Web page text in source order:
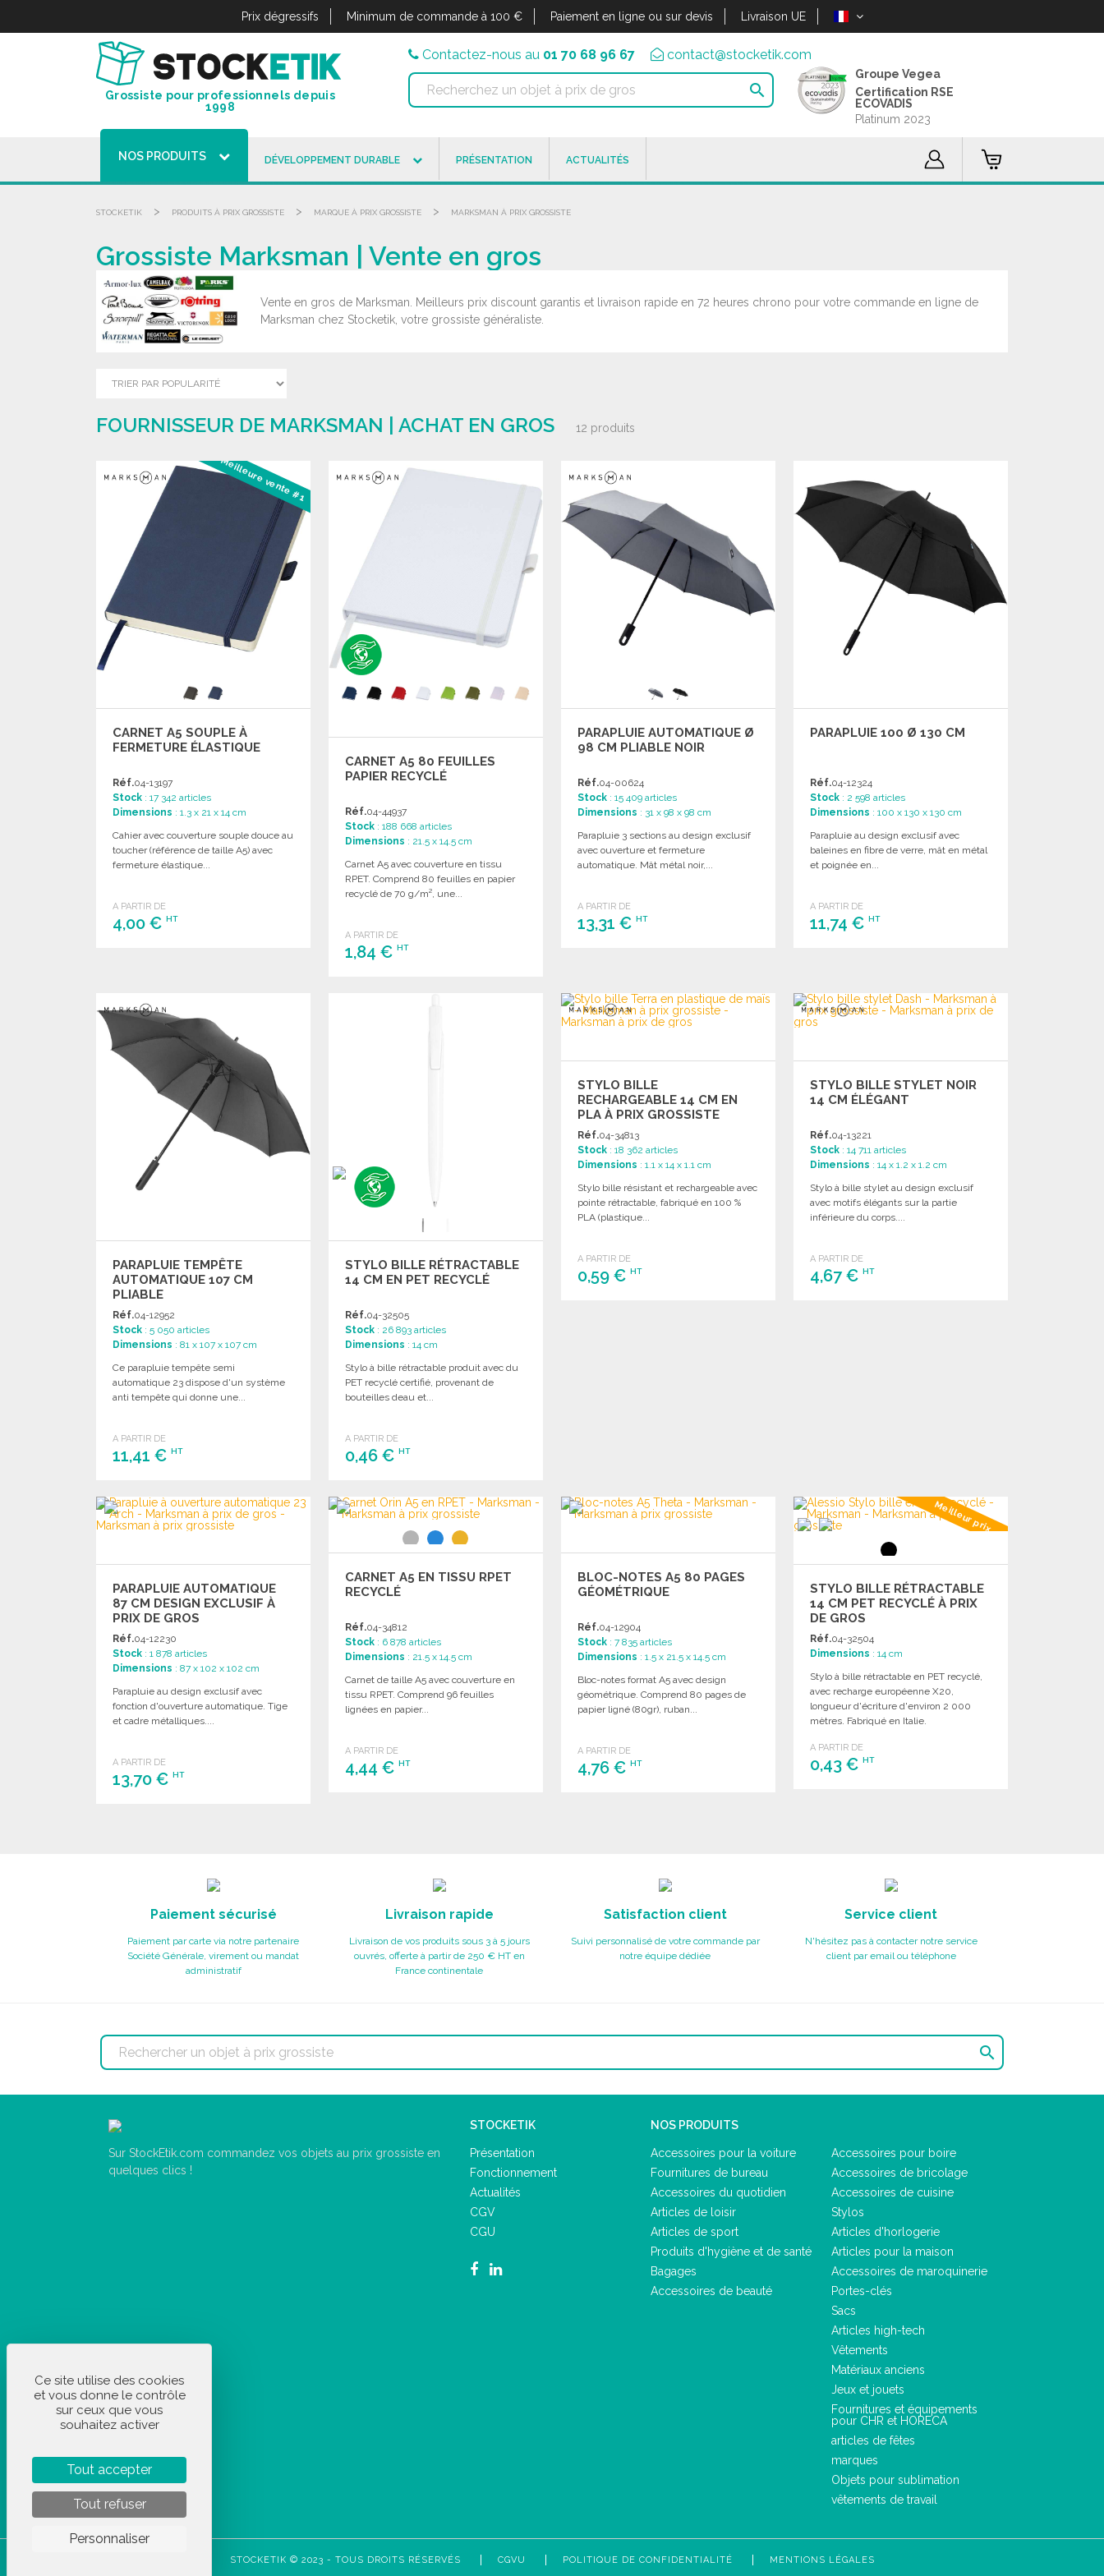
Prix dégressifs Minimum de commande à 100 € Paiement en ligne ou sur devis Livraison UE
Grossiste pour professionnels depuis
1998
Contactez-nous au 01 70 68 96 67 contact@stocketik.com

Groupe Vegea
Certification RSE
ECOVADIS
Platinum 2023
NOS PRODUITS DÉVELOPPEMENT DURABLE PRÉSENTATION ACTUALITÉS
STOCKETIK > PRODUITS À PRIX GROSSISTE > MARQUE À PRIX GROSSISTE > MARKSMAN À PRIX GROSSISTE
Grossiste Marksman | Vente en gros
Vente en gros de Marksman. Meilleurs prix discount garantis et livraison rapide en 72 heures chrono pour votre commande en ligne de
Marksman chez Stocketik, votre grossiste généraliste.
FOURNISSEUR DE MARKSMAN | ACHAT EN GROS 12 produits
Meilleure vente #1
CARNET A5 SOUPLE À
FERMETURE ÉLASTIQUE
Réf.04-13197
Stock : 17 342 articles
Dimensions : 1.3 x 21 x 14 cm
Cahier avec couverture souple douce au
toucher (référence de taille A5) avec
fermeture élastique...
A PARTIR DE
4,00 € HT
CARNET A5 80 FEUILLES
PAPIER RECYCLÉ
Réf.04-44937
Stock : 188 668 articles
Dimensions : 21.5 x 14.5 cm
Carnet A5 avec couverture en tissu
RPET. Comprend 80 feuilles en papier
recyclé de 70 g/m², une...
A PARTIR DE
1,84 €HT
PARAPLUIE AUTOMATIQUE Ø
98 CM PLIABLE NOIR
Réf.04-00624
Stock : 15 409 articles
Dimensions : 31 x 98 x 98 cm
Parapluie 3 sections au design exclusif
avec ouverture et fermeture
automatique. Mât métal noir,...
A PARTIR DE
13,31 €HT
PARAPLUIE 100 Ø 130 CM
Réf.04-12324
Stock : 2 598 articles
Dimensions : 100 x 130 x 130 cm
Parapluie au design exclusif avec
baleines en fibre de verre, mât en métal
et poignée en...
A PARTIR DE
11,74 €HT
PARAPLUIE TEMPÊTE
AUTOMATIQUE 107 CM
PLIABLE
Réf.04-12952
Stock : 5 050 articles
Dimensions : 81 x 107 x 107 cm
Ce parapluie tempête semi
automatique 23 dispose d'un système
anti tempête qui donne une...
A PARTIR DE
11,41 € HT
Demander un devis
STYLO BILLE RÉTRACTABLE
14 CM EN PET RECYCLÉ
Réf.04-32505
Stock : 26 893 articles
Dimensions : 14 cm
Stylo à bille rétractable produit avec du
PET recyclé certifié, provenant de
bouteilles deau et...
A PARTIR DE
0,46 €HT
Demander un devis
STYLO BILLE
RECHARGEABLE 14 CM EN
PLA À PRIX GROSSISTE
Réf.04-34813
Stock : 18 362 articles
Dimensions : 1.1 x 14 x 1.1 cm
Stylo bille résistant et rechargeable avec
pointe rétractable, fabriqué en 100 %
PLA (plastique...
A PARTIR DE
0,59 €HT
STYLO BILLE STYLET NOIR
14 CM ÉLÉGANT
Réf.04-13221
Stock : 14 711 articles
Dimensions : 14 x 1.2 x 1.2 cm
Stylo à bille stylet au design exclusif
avec motifs élégants sur la partie
inférieure du corps....
A PARTIR DE
4,67 €HT
PARAPLUIE AUTOMATIQUE
87 CM DESIGN EXCLUSIF À
PRIX DE GROS
Réf.04-12230
Stock : 1 878 articles
Dimensions : 87 x 102 x 102 cm
Parapluie au design exclusif avec
fonction d'ouverture automatique. Tige
et cadre métalliques....
A PARTIR DE
13,70 € HT
CARNET A5 EN TISSU RPET
RECYCLÉ
Réf.04-34812
Stock : 6 878 articles
Dimensions : 21.5 x 14.5 cm
Carnet de taille A5 avec couverture en
tissu RPET. Comprend 96 feuilles
lignées en papier...
A PARTIR DE
4,44 €HT
BLOC-NOTES A5 80 PAGES
GÉOMÉTRIQUE
Réf.04-12904
Stock : 7 835 articles
Dimensions : 1.5 x 21.5 x 14.5 cm
Bloc-notes format A5 avec design
géométrique. Comprend 80 pages de
papier ligné (80gr), ruban...
A PARTIR DE
4,76 €HT
Meilleur prix
STYLO BILLE RÉTRACTABLE
14 CM PET RECYCLÉ À PRIX
DE GROS
Réf.04-32504
Dimensions : 14 cm
Stylo à bille rétractable en PET recyclé,
avec recharge européenne X20,
longueur d'écriture d'environ 2 000
mètres. Fabriqué en Italie.
A PARTIR DE
0,43 €HT
Paiement sécurisé
Paiement par carte via notre partenaire
Société Générale, virement ou mandat
administratif
Livraison rapide
Livraison de vos produits sous 3 à 5 jours
ouvrés, offerte à partir de 250 € HT en
France continentale
Satisfaction client
Suivi personnalisé de votre commande par
notre équipe dédiée
Service client
N'hésitez pas à contacter notre service
client par email ou téléphone

Sur StockEtik.com commandez vos objets au prix grossiste en
quelques clics !
STOCKETIK
Présentation
Fonctionnement
Actualités
CGV
CGU
NOS PRODUITS
Accessoires pour la voiture
Fournitures de bureau
Accessoires du quotidien
Articles de loisir
Articles de sport
Produits d'hygiène et de santé
Bagages
Accessoires de beauté
Accessoires pour boire
Accessoires de bricolage
Accessoires de cuisine
Stylos
Articles d'horlogerie
Articles pour la maison
Accessoires de maroquinerie
Portes-clés
Sacs
Articles high-tech
Vêtements
Matériaux anciens
Jeux et jouets
Fournitures et équipements
pour CHR et HORECA
articles de fêtes
marques
Objets pour sublimation
vêtements de travail
STOCKETIK © 2023 - TOUS DROITS RÉSERVÉS CGVU POLITIQUE DE CONFIDENTIALITÉ MENTIONS LÉGALES
Ce site utilise des cookies
et vous donne le contrôle
sur ceux que vous
souhaitez activer
Tout accepter
Tout refuser
Personnaliser